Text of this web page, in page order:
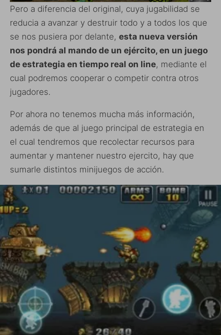
Pero a diferencia del original, cuya jugabilidad se
reducia a avanzar y destruir todo y a todos los que
se nos pusiera por delante, esta nueva versión
nos pondrá al mando de un ejército, en un juego
de estrategia en tiempo real on line, mediante el
cual podremos cooperar o competir contra otros
jugadores.
Por ahora no tenemos mucha más información,
además de que al juego principal de estrategia en
el cual tendremos que recolectar recursos para
aumentar y mantener nuestro ejercito, hay que
sumarle distintos minijuegos de acción.